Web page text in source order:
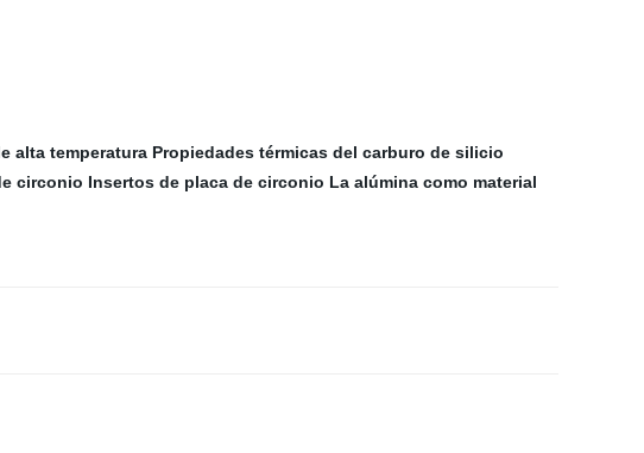
alta temperatura Propiedades térmicas del carburo de silicio
circonio Insertos de placa de circonio La alúmina como material